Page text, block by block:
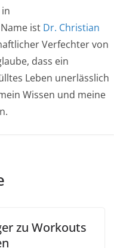
ist Dr. Christian
Verfechter von
dass ein
Leben unerlässlich
Wissen und meine
zu Workouts